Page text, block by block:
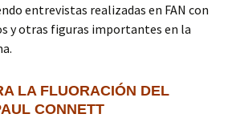
entrevistas realizadas en FAN con
y otras figuras importantes en la
LA FLUORACIÓN DEL
CONNETT